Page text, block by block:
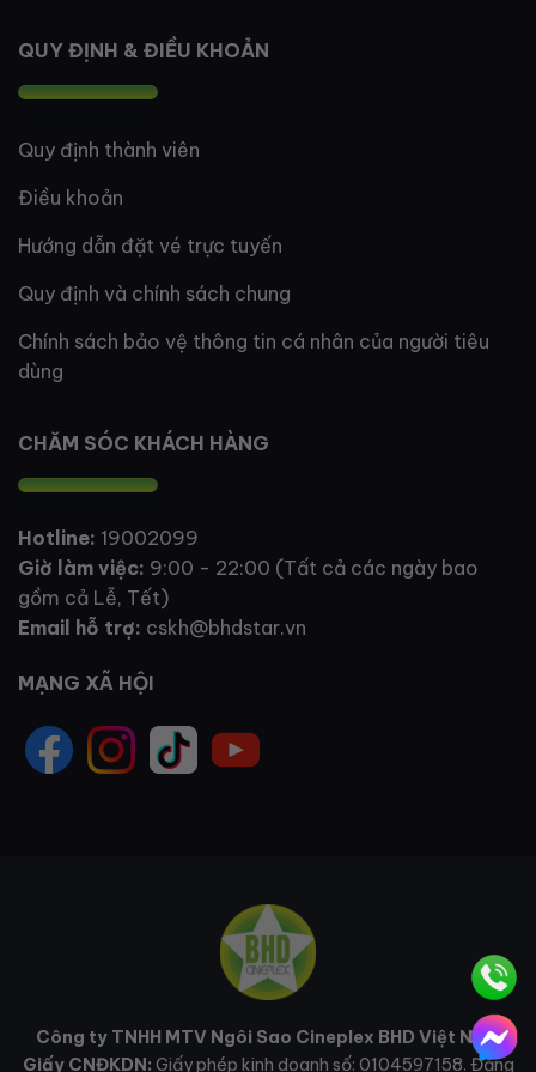
QUY ĐỊNH & ĐIỀU KHOẢN
Quy định thành viên
Điều khoản
Hướng dẫn đặt vé trực tuyến
Quy định và chính sách chung
Chính sách bảo vệ thông tin cá nhân của người tiêu
dùng
CHĂM SÓC KHÁCH HÀNG
Hotline: 19002099
Giờ làm việc: 9:00 - 22:00 (Tất cả các ngày bao
gồm cả Lễ, Tết)
Email hỗ trợ: cskh@bhdstar.vn
MẠNG XÃ HỘI
Công ty TNHH MTV Ngôi Sao Cineplex BHD Việt Nam
Giấy CNĐKDN: Giấy phép kinh doanh số: 0104597158. Đăng